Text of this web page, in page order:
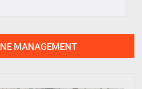
MANAGEMENT